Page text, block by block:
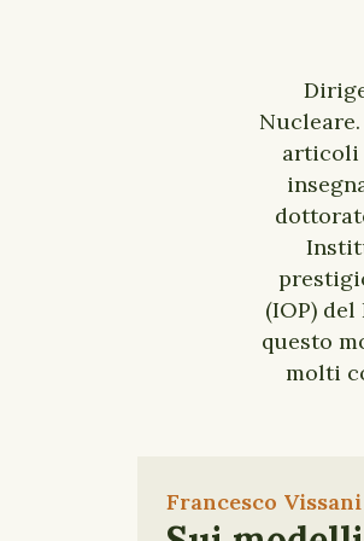
articoli
(IOP)
questo
molti
Francesco Vissani